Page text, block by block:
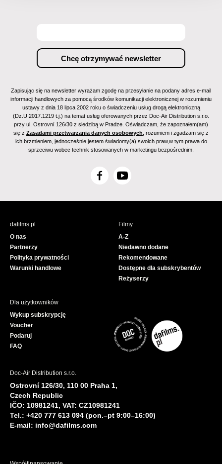
Zapisując się na newsletter wyrażam zgodę na przesyłanie na podany adres e-mail
informacji handlowych za pomocą środków komunikacji elektronicznej w rozumieniu
ustawy z dnia 18 lipca 2002 roku o świadczeniu usług drogą elektroniczną
(Dz.U.2017.1219 t.j.) na temat usług oferowanych przez Doc-Air Distribution s.r.o.
przy ul. Ostrovní 126/30 z siedzibą w Pradze. Oświadczam, że zapoznałem(am)
się z Zasadami przetwarzania danych osobowych , rozumiem i zgadzam się z
ich brzmieniem, jednocześnie jestem świadomy(a) swoich praw,w tym prawa do
sprzeciwu wobec technik stosowanych w marketingu bezpośrednim.
F
c
Y
u
e
dafilms.pl
O nas
Partnerzy
Polityka prywatności
Warunki handlowe
Filmy
A-Z
Niedawno dodane
Rekomendowane
Dostępne dla subskrybentów
Reżyserzy
Dla użytkowników
Wykup subskrypcję
Voucher
Podaruj
FAQ
Doc-Air Distribution s.r.o.
Ostrovní 126/30, 110 00 Praha 1,
Czech Republic
IČO: 10981241, VAT: CZ10981241
Tel.: +420 777 613 094 (pon.–pt 9:00–16:00)
E-mail: info@dafilms.com